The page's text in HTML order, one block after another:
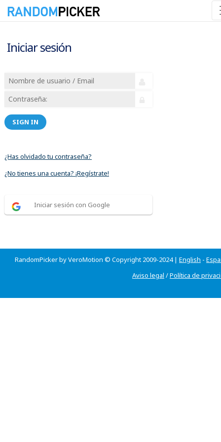
Iniciar sesión
SIGN IN
¿Has olvidado tu contraseña?
¿No tienes una cuenta? ¡Regístrate!
Iniciar sesión con Google
RandomPicker by VeroMotion © Copyright 2009-2024 | English -
Aviso legal /Política de